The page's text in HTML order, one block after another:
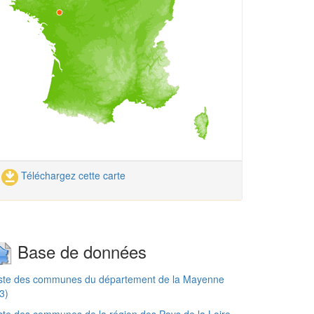
Téléchargez cette carte
Base de données
des communes du département de la Mayenne